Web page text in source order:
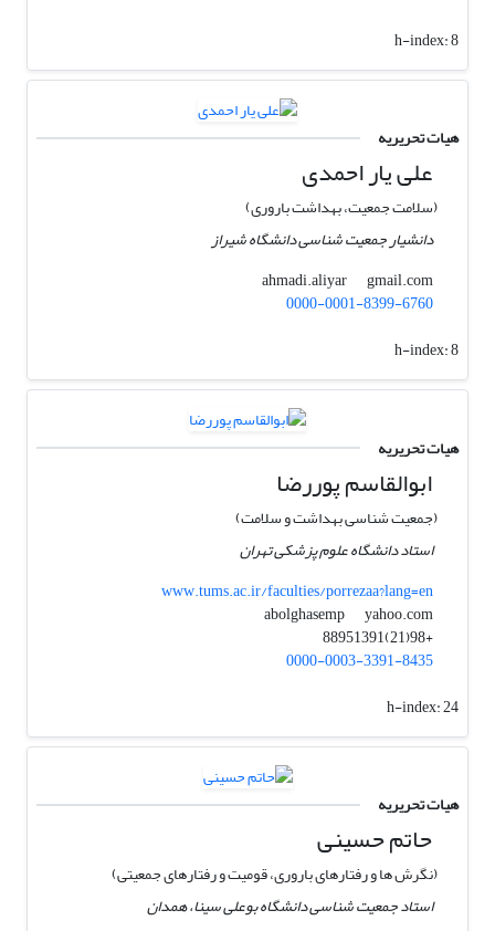
h-index:8
هیات تحریریه
علی یار احمدی
(سلامت جمعیت، بهداشت باروری)
دانشیار جمعیت شناسی دانشگاه شیراز
ahmadi.aliyar
gmail.com
0000-0001-8399-6760
h-index:8
هیات تحریریه
ابوالقاسم پوررضا
(جمعیت شناسی بهداشت و سلامت)
استاد دانشگاه علوم پزشکی تهران
www.tums.ac.ir/faculties/porrezaa?lang=en
abolghasemp
yahoo.com
+98(21)88951391
0000-0003-3391-8435
h-index:24
هیات تحریریه
حاتم حسینی
(نگرش ها و رفتارهای باروری، قومیت و رفتارهای جمعیتی)
استاد جمعیت شناسی دانشگاه بوعلی سینا، همدان